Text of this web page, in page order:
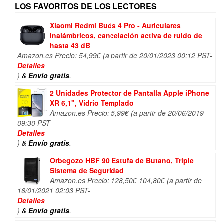
LOS FAVORITOS DE LOS LECTORES
Xiaomi Redmi Buds 4 Pro - Auriculares
inalámbricos, cancelación activa de ruido de
hasta 43 dB
Amazon.es Precio: 54,99€ (a partir de 20/01/2023 00:12 PST-
Detalles
) & Envío gratis.
2 Unidades Protector de Pantalla Apple iPhone
XR 6,1", Vidrio Templado
Amazon.es Precio: 5,99€ (a partir de 20/06/2019
09:30 PST-
Detalles
) & Envío gratis.
Orbegozo HBF 90 Estufa de Butano, Triple
Sistema de Seguridad
Amazon.es Precio: 128,50€ El
104,80€El(a partir de
16/01/2021 02:03 PST-
Detalles
) & Envío gratis.